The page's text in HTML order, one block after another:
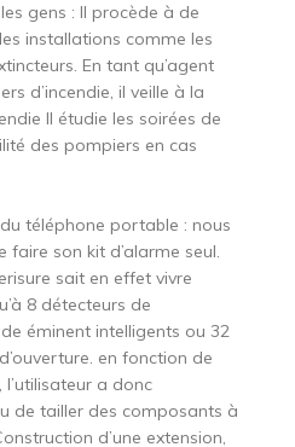
gens : Il procède à de
installations comme les
En tant qu’agent
d’incendie, il veille à la
Il étudie les soirées de
des pompiers en cas
téléphone portable : nous
son kit d’alarme seul.
sait en effet vivre
8 détecteurs de
éminent intelligents ou 32
en fonction de
a donc
de tailler des composants à
d’une extension,